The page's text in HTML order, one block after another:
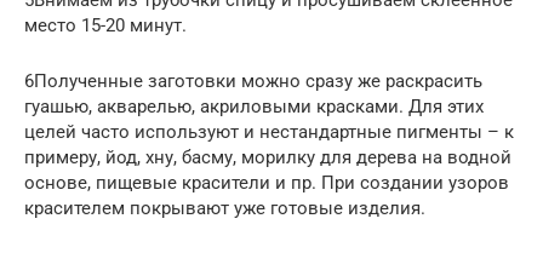
место 15-20 минут.
6Полученные заготовки можно сразу же раскрасить
гуашью, акварелью, акриловыми красками. Для этих
целей часто используют и нестандартные пигменты – к
примеру, йод, хну, басму, морилку для дерева на водной
основе, пищевые красители и пр. При создании узоров
красителем покрывают уже готовые изделия.